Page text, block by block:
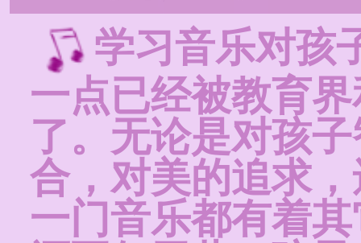
学习音乐对孩
一点已经被教育
了。无论是对孩
合，对美的追求
一门音乐都有着